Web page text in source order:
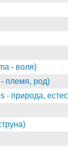
- воля)
племя, род)
природа,